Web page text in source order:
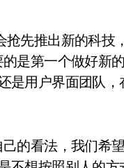
先推出新的科技
是第一个做好新
是用户界面团队
的看法，我们希